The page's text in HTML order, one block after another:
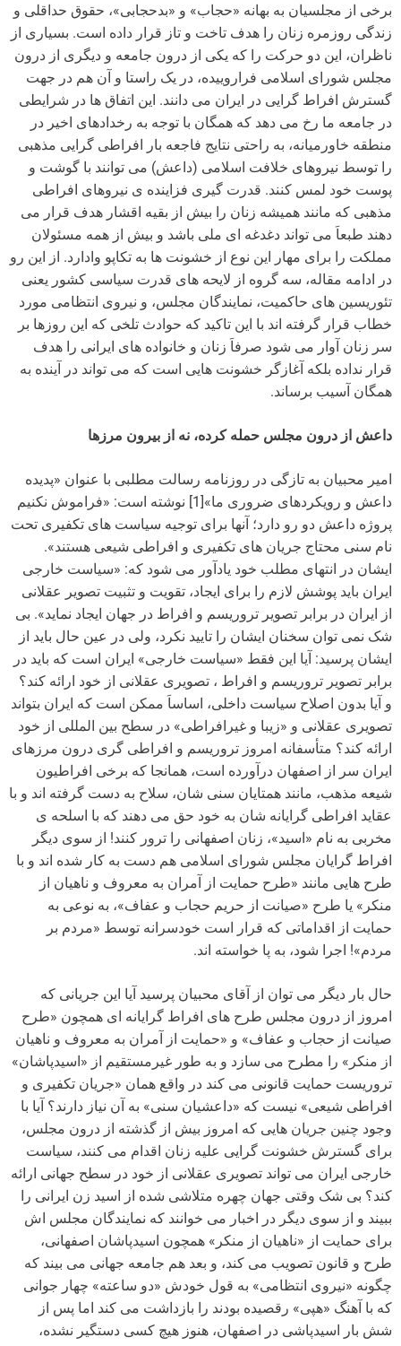
برخی از مجلسیان به بهانه «حجاب» و «بدحجابی»، حقوق حداقلی و
زندگی روزمره زنان را هدف تاخت و تاز قرار داده است. بسیاری از
ناظران، این دو حرکت را که یکی از درون جامعه و دیگری از درون
مجلس شورای اسلامی فراروییده، در یک راستا و آن هم در جهت
گسترش افراط گرایی در ایران می دانند. این اتفاق ها در شرایطی
در جامعه ما رخ می دهد که همگان با توجه به رخدادهای اخیر در
منطقه خاورمیانه، به راحتی نتایج فاجعه بار افراطی گرایی مذهبی
را توسط نیروهای خلافت اسلامی (داعش) می توانند با گوشت و
پوست خود لمس کنند. قدرت گیری فزاینده ی نیروهای افراطی
مذهبی که مانند همیشه زنان را بیش از بقیه اقشار هدف قرار می
دهند طبعاَ می تواند دغدغه ای ملی باشد و بیش از همه مسئولان
مملکت را برای مهار این نوع از خشونت ها به تکاپو وادارد. از این رو
در ادامه مقاله، سه گروه از لایحه های قدرت سیاسی کشور یعنی
تئوریسین های حاکمیت، نمایندگان مجلس، و نیروی انتظامی مورد
خطاب قرار گرفته اند با این تاکید که حوادث تلخی که این روزها بر
سر زنان آوار می شود صرفاَ زنان و خانواده های ایرانی را هدف
قرار نداده بلکه آغازگر خشونت هایی است که می تواند در آینده به
همگان آسیب برساند.
داعش از درون مجلس حمله کرده، نه از بیرون مرزها
امیر محبیان به تازگی در روزنامه رسالت مطلبی با عنوان «پدیده
داعش و رویکردهای ضروری ما»[1] نوشته است: «فراموش نکنیم
پروژه داعش دو رو دارد؛ آنها برای توجیه سیاست های تکفیری تحت
نام سنی محتاج جریان های تکفیری و افراطی شیعی هستند».
ایشان در انتهای مطلب خود یادآور می شود که: «سیاست خارجی
ایران باید پوشش لازم را برای ایجاد، تقویت و تثبیت تصویر عقلانی
از ایران در برابر تصویر تروریسم و افراط در جهان ایجاد نماید». بی
شک نمی توان سخنان ایشان را تایید نکرد، ولی در عین حال باید از
ایشان پرسید: آیا این فقط «سیاست خارجی» ایران است که باید در
برابر تصویر تروریسم و افراط ، تصویری عقلانی از خود ارائه کند؟
و آیا بدون اصلاح سیاست داخلی، اساساَ ممکن است که ایران بتواند
تصویری عقلانی و «زیبا و غیرافراطی» در سطح بین المللی از خود
ارائه کند؟ متأسفانه امروز تروریسم و افراطی گری درون مرزهای
ایران سر از اصفهان درآورده است، همانجا که برخی افراطیون
شیعه مذهب، مانند همتایان سنی شان، سلاح به دست گرفته اند و با
عقاید افراطی گرایانه شان به خود حق می دهند که با اسلحه ی
مخربی به نام «اسید»، زنان اصفهانی را ترور کنند! از سوی دیگر
افراط گرایان مجلس شورای اسلامی هم دست به کار شده اند و با
طرح هایی مانند «طرح حمایت از آمران به معروف و ناهیان از
منکر» یا طرح «صیانت از حریم حجاب و عفاف»، به نوعی به
حمایت از اقداماتی که قرار است خودسرانه توسط «مردم بر
مردم»! اجرا شود، به پا خواسته اند.
حال بار دیگر می توان از آقای محبیان پرسید آیا این جریانی که
امروز از درون مجلس طرح های افراط گرایانه ای همچون «طرح
صیانت از حجاب و عفاف» و «حمایت از آمران به معروف و ناهیان
از منکر» را مطرح می سازد و به طور غیرمستقیم از «اسیدپاشان»
تروریست حمایت قانونی می کند در واقع همان «جریان تکفیری و
افراطی شیعی» نیست که «داعشیان سنی» به آن نیاز دارند؟ آیا با
وجود چنین جریان هایی که امروز بیش از گذشته از درون مجلس،
برای گسترش خشونت گرایی علیه زنان اقدام می کنند، سیاست
خارجی ایران می تواند تصویری عقلانی از خود در سطح جهانی ارائه
کند؟ بی شک وقتی جهان چهره متلاشی شده از اسید زن ایرانی را
ببیند و از سوی دیگر در اخبار می خوانند که نمایندگان مجلس اش
برای حمایت از «ناهیان از منکر» همچون اسیدپاشان اصفهانی،
طرح و قانون تصویب می کند، و بعد هم جامعه جهانی می بیند که
چگونه «نیروی انتظامی» به قول خودش «دو ساعته» چهار جوانی
که با آهنگ «هپی» رقصیده بودند را بازداشت می کند اما پس از
شش بار اسیدپاشی در اصفهان، هنوز هیچ کسی دستگیر نشده،